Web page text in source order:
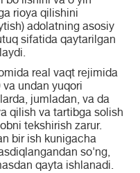
rioya qilishini
adolatning asosiy
sifatida qaytarilgan
real vaqt rejimida
undan yuqori
jumladan, va da
qilish va tartibga solish
tekshirish zarur.
bir ish kunigacha
so'ng,
qayta ishlanadi.